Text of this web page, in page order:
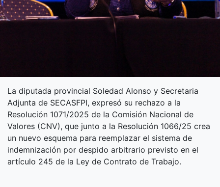
La diputada provincial Soledad Alonso y Secretaria
Adjunta de SECASFPI, expresó su rechazo a la
Resolución 1071/2025 de la Comisión Nacional de
Valores (CNV), que junto a la Resolución 1066/25 crea
un nuevo esquema para reemplazar el sistema de
indemnización por despido arbitrario previsto en el
artículo 245 de la Ley de Contrato de Trabajo.